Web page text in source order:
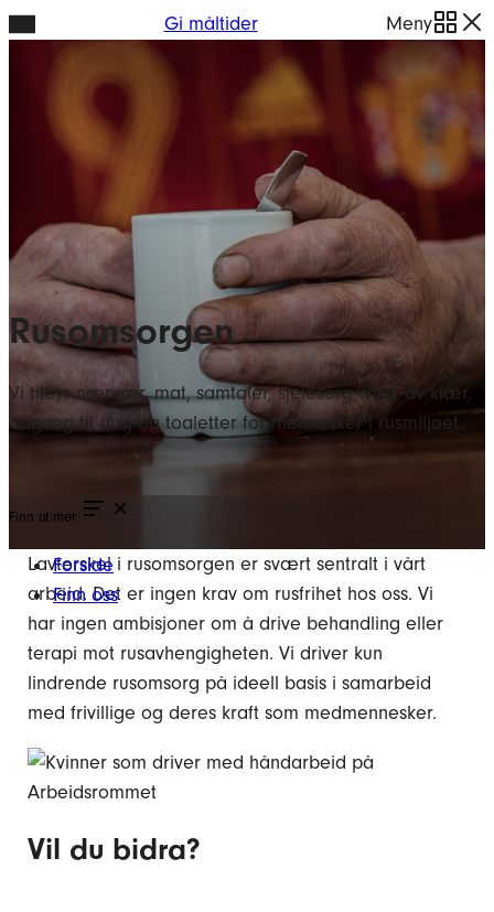
Hopp
Gi måltider Meny
Rusomsorgen
Vi tilbyr nærvær, mat, samtaler, sjelesorg, vask av klær,
adgang til dusj og toaletter for mennesker i rusmiljøet.
Finn ut mer
Forside
Finn oss
Lavterskel i rusomsorgen er svært sentralt i vårt
arbeid. Det er ingen krav om rusfrihet hos oss. Vi
har ingen ambisjoner om å drive behandling eller
terapi mot rusavhengigheten. Vi driver kun
lindrende rusomsorg på ideell basis i samarbeid
med frivillige og deres kraft som medmennesker.
Vil du bidra?